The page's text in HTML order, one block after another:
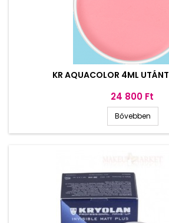
KR AQUACOLOR 4ML
Ár
24 800 Ft
Bővebben